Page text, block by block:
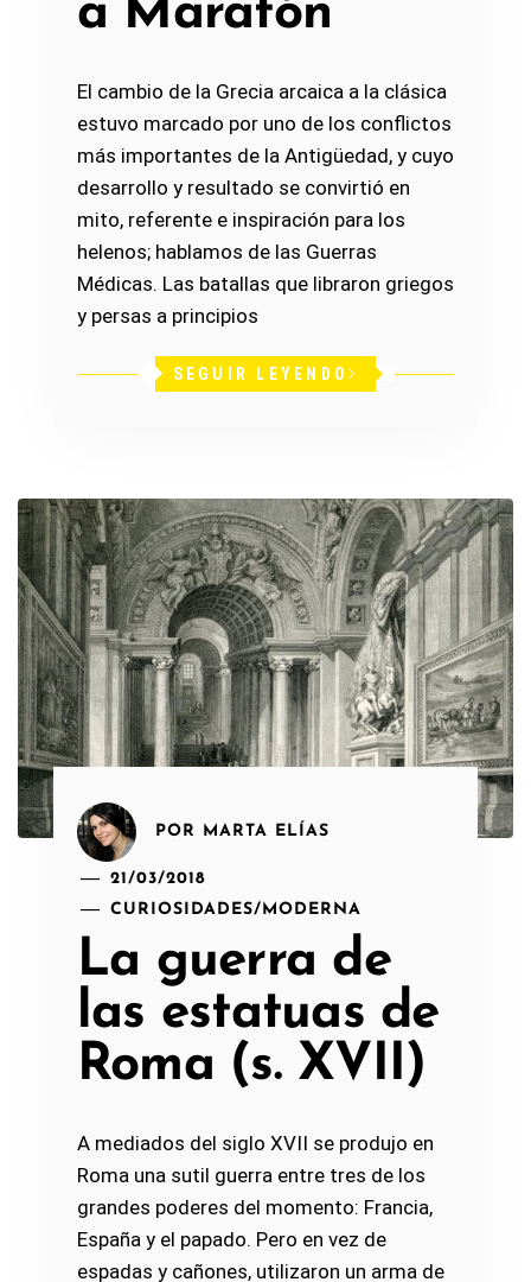
a Maratón
El cambio de la Grecia arcaica a la clásica
estuvo marcado por uno de los conflictos
más importantes de la Antigüedad, y cuyo
desarrollo y resultado se convirtió en
mito, referente e inspiración para los
helenos; hablamos de las Guerras
Médicas. Las batallas que libraron griegos
y persas a principios
SEGUIR LEYENDO
POR MARTA ELÍAS
21/03/2018
CURIOSIDADES/MODERNA
La guerra de
las estatuas de
Roma (s. XVII)
A mediados del siglo XVII se produjo en
Roma una sutil guerra entre tres de los
grandes poderes del momento: Francia,
España y el papado. Pero en vez de
espadas y cañones, utilizaron un arma de